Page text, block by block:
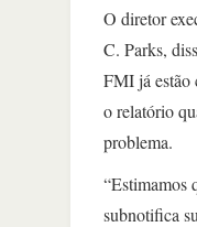
O diretor
C. Parks,
FMI já estão
o relatório
problema.
“Estimamos
subnotifica